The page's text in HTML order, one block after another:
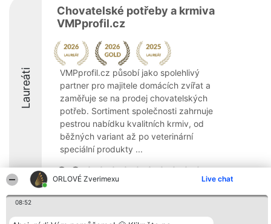
ORLOVÉ Zverimexu Live chat
08:52
Laureáti
Chovatelské potřeby a krmiva
VMPprofil.cz
VMPprofil.cz působí jako spolehlivý
partner pro majitele domácích zvířat a
zaměřuje se na prodej chovatelských
potřeb. Sortiment společnosti zahrnuje
pestrou nabídku kvalitních krmiv, od
běžných variant až po veterinární
speciální produkty ...
9.2
Organizátor hlasování Plebiscyt Kontakt